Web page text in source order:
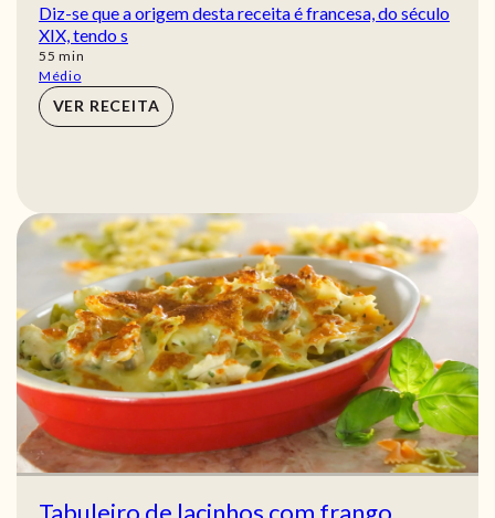
Diz-se que a origem desta receita é francesa, do século
XIX, tendo s
55 min
min
Médio
VER RECEITA
Tabuleiro de lacinhos com frango